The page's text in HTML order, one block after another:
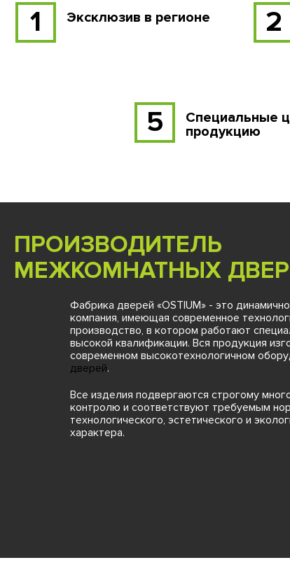
1 Эксклюзив в регионе 2
5
Специальные
продукцию
ПРОИЗВОДИТЕЛЬ
МЕЖКОМНАТНЫХ
Фабрика дверей «OSTIUM» - это
компания, имеющая современное
производство, в котором работают
высокой квалификации. Вся продукция
современном высокотехнологичном
дверей.
Все изделия подвергаются строгому
контролю и соответствуют требуемым
технологического, эстетического и
характера.